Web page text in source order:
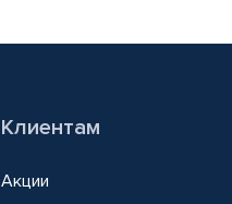
Клиентам
Акции